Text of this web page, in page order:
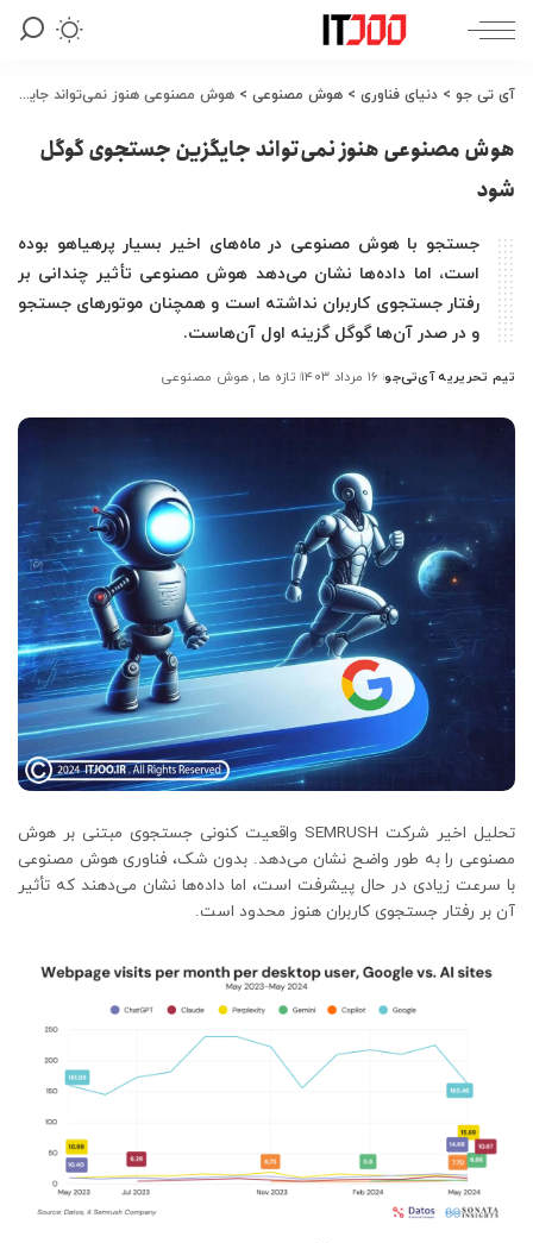
آی تی جو > دنیای فناوری > هوش مصنوعی > هوش مصنوعی هنوز نمی‌تواند جایگزین جستجوی گوگل شود
هوش مصنوعی هنوز نمی‌تواند جایگزین جستجوی گوگل
شود
جستجو با هوش مصنوعی در ماه‌های اخیر بسیار پرهیاهو بوده
است، اما داده‌ها نشان می‌دهد هوش مصنوعی تأثیر چندانی بر
رفتار جستجوی کاربران نداشته است و همچنان موتورهای جستجو
و در صدر آن‌ها گوگل گزینه اول آن‌هاست.
ارسال
توسط
تیم تحریریه آی‌تی‌جو ۱۶ مرداد ۱۴۰۳ تازه ها هوش مصنوعی
تحلیل اخیر شرکت SEMRUSH واقعیت کنونی جستجوی مبتنی بر هوش
مصنوعی را به طور واضح نشان می‌دهد. بدون شک، فناوری هوش مصنوعی
با سرعت زیادی در حال پیشرفت است، اما داده‌ها نشان می‌دهند که تأثیر
آن بر رفتار جستجوی کاربران هنوز محدود است.